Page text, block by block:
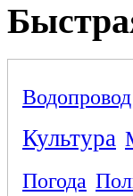
Водопровод
Культура
Погода